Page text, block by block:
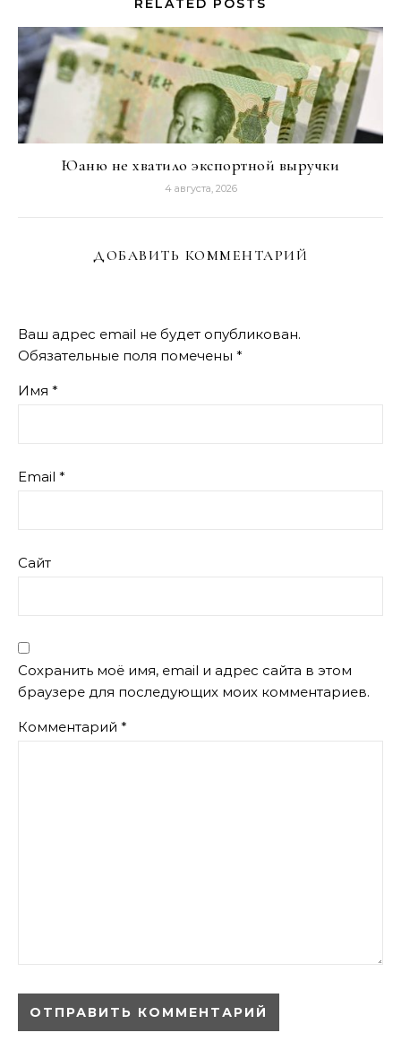
RELATED POSTS
Юаню не хватило экспортной выручки
4 августа, 2026
ДОБАВИТЬ КОММЕНТАРИЙ
Ваш адрес email не будет опубликован.
Обязательные поля помечены *
Имя *
Email *
Сайт
Сохранить моё имя, email и адрес сайта в этом
браузере для последующих моих комментариев.
Комментарий *